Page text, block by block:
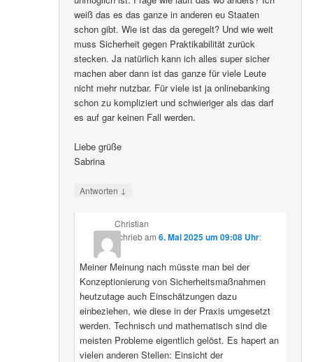
weiß das es das ganze in anderen eu Staaten
schon gibt. Wie ist das da geregelt? Und wie weit
muss Sicherheit gegen Praktikabilität zurück
stecken. Ja natürlich kann ich alles super sicher
machen aber dann ist das ganze für viele Leute
nicht mehr nutzbar. Für viele ist ja onlinebanking
schon zu kompliziert und schwieriger als das darf
es auf gar keinen Fall werden.
Liebe grüße
Sabrina
Antworten ↓
Christian
schriebam 6. Mai 2025 um 09:08 Uhr:
Meiner Meinung nach müsste man bei der
Konzeptionierung von Sicherheitsmaßnahmen
heutzutage auch Einschätzungen dazu
einbeziehen, wie diese in der Praxis umgesetzt
werden. Technisch und mathematisch sind die
meisten Probleme eigentlich gelöst. Es hapert an
vielen anderen Stellen: Einsicht der